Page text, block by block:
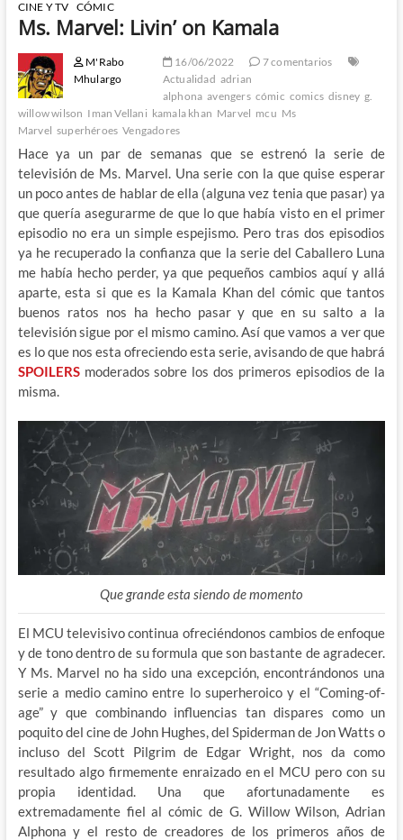
CINE Y TV CÓMIC
Ms. Marvel: Livin’ on Kamala
M'Rabo
Mhulargo
16/06/2022
7 comentarios
Actualidad adrian
alphona avengers cómic comics disney g.
willow wilson Iman Vellani kamala khan Marvel mcu Ms
Marvel superhéroes Vengadores
Hace ya un par de semanas que se estrenó la serie de
televisión de Ms. Marvel. Una serie con la que quise esperar
un poco antes de hablar de ella (alguna vez tenia que pasar) ya
que quería asegurarme de que lo que había visto en el primer
episodio no era un simple espejismo. Pero tras dos episodios
ya he recuperado la confianza que la serie del Caballero Luna
me había hecho perder, ya que pequeños cambios aquí y allá
aparte, esta si que es la Kamala Khan del cómic que tantos
buenos ratos nos ha hecho pasar y que en su salto a la
televisión sigue por el mismo camino. Así que vamos a ver que
es lo que nos esta ofreciendo esta serie, avisando de que habrá
SPOILERSmoderados sobre los dos primeros episodios de la
misma.
Que grande esta siendo de momento
El MCU televisivo continua ofreciéndonos cambios de enfoque
y de tono dentro de su formula que son bastante de agradecer.
Y Ms. Marvel no ha sido una excepción, encontrándonos una
serie a medio camino entre lo superheroico y el “Coming-of-
age” y que combinando influencias tan dispares como un
poquito del cine de John Hughes, del Spiderman de Jon Watts o
incluso del Scott Pilgrim de Edgar Wright, nos da como
resultado algo firmemente enraizado en el MCU pero con su
propia identidad. Una que afortunadamente es
extremadamente fiel al cómic de G. Willow Wilson, Adrian
Alphona y el resto de creadores de los primeros años de